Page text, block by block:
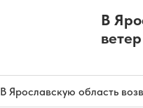
В
В Ярославскую область